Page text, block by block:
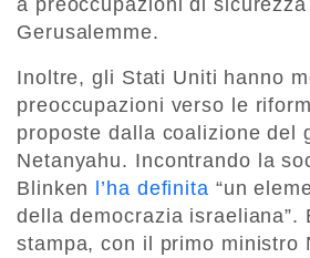
a preoccupazioni di sicurezza
Gerusalemme.
Inoltre, gli Stati Uniti hanno
preoccupazioni verso le
proposte dalla coalizione del
Netanyahu. Incontrando la
Blinken
l’ha definita “un
della democrazia israeliana”.
stampa, con il primo ministro